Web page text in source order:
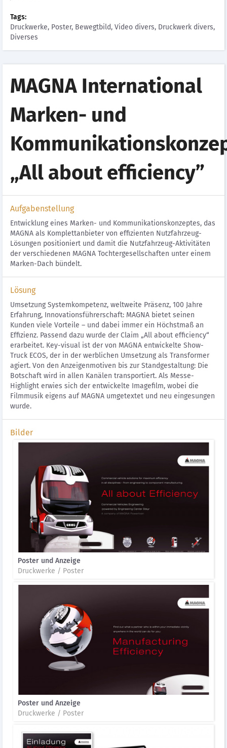
Tags:
Druckwerke, Poster, Bewegtbild, Video divers, Druckwerk divers,
Diverses
MAGNA International
Marken- und
„All about efficiency”
Aufgabenstellung
Entwicklung eines Marken- und Kommunikationskonzeptes, das
MAGNA als Komplettanbieter von effizienten Nutzfahrzeug-
Lösungen positioniert und damit die Nutzfahrzeug-Aktivitäten
der verschiedenen MAGNA Tochtergesellschaften unter einem
Marken-Dach bündelt.
Lösung
Umsetzung Systemkompetenz, weltweite Präsenz, 100 Jahre
Erfahrung, Innovationsführerschaft: MAGNA bietet seinen
Kunden viele Vorteile – und dabei immer ein Höchstmaß an
Effizienz. Passend dazu wurde der Claim „All about efficiency“
erarbeitet. Key-visual ist der von MAGNA entwickelte Show-
Truck ECOS, der in der werblichen Umsetzung als Transformer
agiert. Von den Anzeigenmotiven bis zur Standgestaltung: Die
Botschaft wird in allen Kanälen transportiert. Als Messe-
Highlight erwies sich der entwickelte Imagefilm, wobei die
Filmmusik eigens auf MAGNA umgetextet und neu eingesungen
wurde.
Bilder
Poster und Anzeige
Druckwerke / Poster
Poster und Anzeige
Druckwerke / Poster